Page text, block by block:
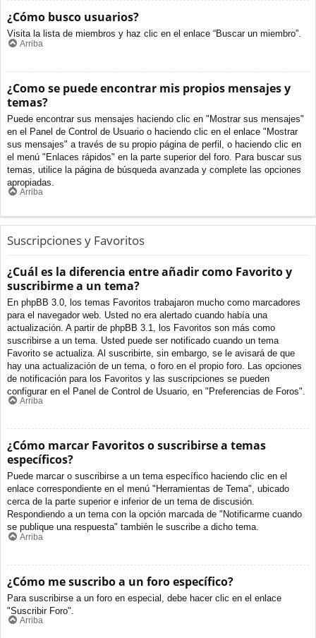
¿Cómo busco usuarios?
Visita la lista de miembros y haz clic en el enlace “Buscar un miembro”.
Arriba
¿Como se puede encontrar mis propios mensajes y
temas?
Puede encontrar sus mensajes haciendo clic en "Mostrar sus mensajes"
en el Panel de Control de Usuario o haciendo clic en el enlace "Mostrar
sus mensajes" a través de su propio página de perfil, o haciendo clic en
el menú "Enlaces rápidos" en la parte superior del foro. Para buscar sus
temas, utilice la página de búsqueda avanzada y complete las opciones
apropiadas.
Arriba
Suscripciones y Favoritos
¿Cuál es la diferencia entre añadir como Favorito y
suscribirme a un tema?
En phpBB 3.0, los temas Favoritos trabajaron mucho como marcadores
para el navegador web. Usted no era alertado cuando había una
actualización. A partir de phpBB 3.1, los Favoritos son más como
suscribirse a un tema. Usted puede ser notificado cuando un tema
Favorito se actualiza. Al suscribirte, sin embargo, se le avisará de que
hay una actualización de un tema, o foro en el propio foro. Las opciones
de notificación para los Favoritos y las suscripciones se pueden
configurar en el Panel de Control de Usuario, en "Preferencias de Foros".
Arriba
¿Cómo marcar Favoritos o suscribirse a temas
específicos?
Puede marcar o suscribirse a un tema específico haciendo clic en el
enlace correspondiente en el menú "Herramientas de Tema", ubicado
cerca de la parte superior e inferior de un tema de discusión.
Respondiendo a un tema con la opción marcada de "Notificarme cuando
se publique una respuesta" también le suscribe a dicho tema.
Arriba
¿Cómo me suscribo a un foro específico?
Para suscribirse a un foro en especial, debe hacer clic en el enlace
"Suscribir Foro".
Arriba